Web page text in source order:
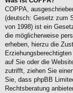
COPPA,
(deutsch: Gesetz zum
von 1998) ist ein
die möglicherweise
erheben, hierzu die
auf Sie oder die
zutrifft, ziehen Sie
Sie, dass phpBB
Rechtsberatung